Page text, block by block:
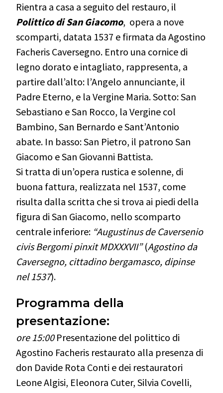
Rientra a casa a seguito del restauro, il
Polittico di San Giacomo, opera a nove
scomparti, datata 1537 e firmata da Agostino
Facheris Caversegno. Entro una cornice di
legno dorato e intagliato, rappresenta, a
partire dall’alto: l’Angelo annunciante, il
Padre Eterno, e la Vergine Maria. Sotto: San
Sebastiano e San Rocco, la Vergine col
Bambino, San Bernardo e Sant’Antonio
abate. In basso: San Pietro, il patrono San
Giacomo e San Giovanni Battista.
Si tratta di un’opera rustica e solenne, di
buona fattura, realizzata nel 1537, come
risulta dalla scritta che si trova ai piedi della
figura di San Giacomo, nello scomparto
centrale inferiore: “Augustinus de Caversenio
civis Bergomi pinxit MDXXXVII”(Agostino da
Caversegno, cittadino bergamasco, dipinse
nel 1537).
Programma della
presentazione:
ore 15:00Presentazione del polittico di
Agostino Facheris restaurato alla presenza di
don Davide Rota Conti e dei restauratori
Leone Algisi, Eleonora Cuter, Silvia Covelli,